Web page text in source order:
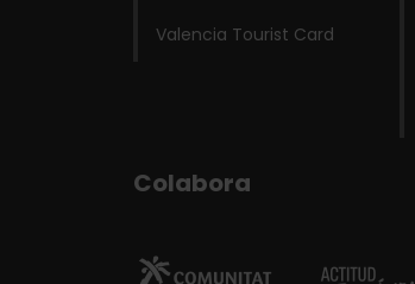
Valencia Tourist Card
Colabora